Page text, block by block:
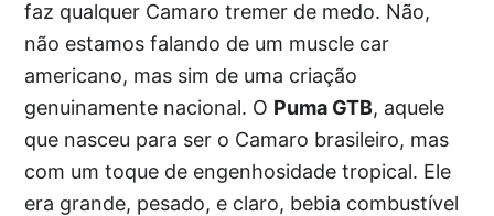
faz qualquer Camaro tremer de medo. Não,
não estamos falando de um muscle car
americano, mas sim de uma criação
genuinamente nacional. O Puma GTB, aquele
que nasceu para ser o Camaro brasileiro, mas
com um toque de engenhosidade tropical. Ele
era grande, pesado, e claro, bebia combustível